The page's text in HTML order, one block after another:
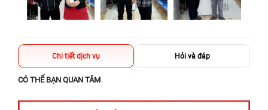
Chi tiết dịch vụ Hỏi và đáp
CÓ THỂ BẠN QUAN TÂM